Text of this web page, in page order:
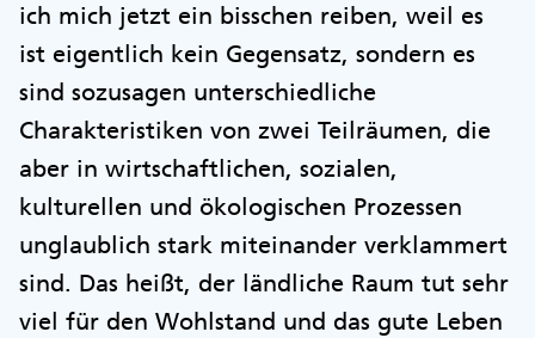
ich mich jetzt ein bisschen reiben, weil es
ist eigentlich kein Gegensatz, sondern es
sind sozusagen unterschiedliche
Charakteristiken von zwei Teilräumen, die
aber in wirtschaftlichen, sozialen,
kulturellen und ökologischen Prozessen
unglaublich stark miteinander verklammert
sind. Das heißt, der ländliche Raum tut sehr
viel für den Wohlstand und das gute Leben